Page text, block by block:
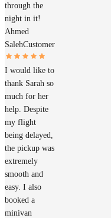
through the
night in it!
Ahmed
SalehCustomer
I would like to
thank Sarah so
much for her
help. Despite
my flight
being delayed,
the pickup was
extremely
smooth and
easy. I also
booked a
minivan